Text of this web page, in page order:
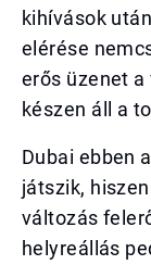
kihívások
elérése
erős üzenet a
készen áll a
Dubai ebben
játszik,
változás
helyreállás